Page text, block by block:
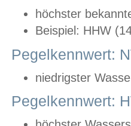
höchster
Beispiel: HHW
Pegelkennwert:
niedrigster
Pegelkennwert: